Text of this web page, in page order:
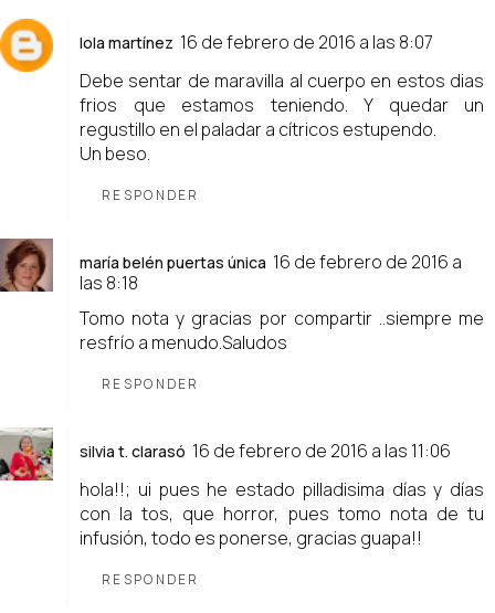
lola martínez 16 de febrero de 2016 a las 8:07
Debe sentar de maravilla al cuerpo en estos dias
frios que estamos teniendo. Y quedar un
regustillo en el paladar a cítricos estupendo.
Un beso.
RESPONDER
maría belén puertas única 16 de febrero de 2016 a
las 8:18
Tomo nota y gracias por compartir ..siempre me
resfrío a menudo.Saludos
RESPONDER
silvia t. clarasó 16 de febrero de 2016 a las 11:06
hola!!; ui pues he estado pilladisima días y días
con la tos, que horror, pues tomo nota de tu
infusión, todo es ponerse, gracias guapa!!
RESPONDER